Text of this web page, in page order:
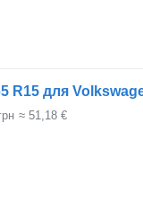
R15 для
≈ 51,18 €